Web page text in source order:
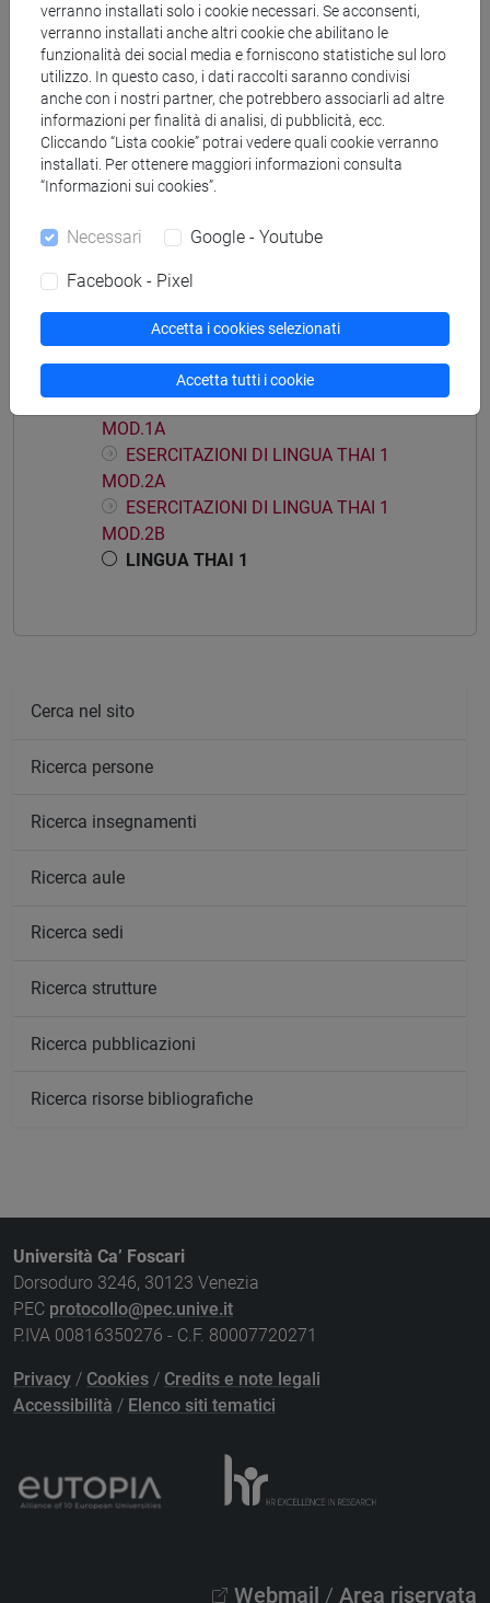
[LT40] LINGUE, CULTURE E SOCIETÀ DELL'ASIA
E DELL'AFRICA MEDITERRANEA - Laurea
sud-est asiatico
Insegnamenti mutuati
Struttura generale dell'insegnamento
LINGUA THAI 1
ESERCITAZIONI DI LINGUA THAI 1
MOD.1A
ESERCITAZIONI DI LINGUA THAI 1
MOD.2A
ESERCITAZIONI DI LINGUA THAI 1
MOD.2B
LINGUA THAI 1
Cerca nel sito
Ricerca persone
Ricerca insegnamenti
Ricerca aule
Ricerca sedi
Ricerca strutture
Ricerca pubblicazioni
Ricerca risorse bibliografiche
Università Ca’ Foscari
Dorsoduro 3246, 30123 Venezia
PEC protocollo@pec.unive.it
P.IVA 00816350276 - C.F. 80007720271
Privacy / Cookies / Credits e note legali
Accessibilità / Elenco siti tematici
Webmail / Area riservata
verranno installati solo i cookie necessari. Se acconsenti,
verranno installati anche altri cookie che abilitano le
funzionalità dei social media e forniscono statistiche sul loro
utilizzo. In questo caso, i dati raccolti saranno condivisi
anche con i nostri partner, che potrebbero associarli ad altre
informazioni per finalità di analisi, di pubblicità, ecc.
Cliccando “Lista cookie” potrai vedere quali cookie verranno
installati. Per ottenere maggiori informazioni consulta
“Informazioni sui cookies”.
Necessari Google - Youtube
Facebook - Pixel
Accetta i cookies selezionati
Accetta tutti i cookie